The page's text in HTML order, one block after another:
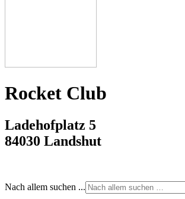
Rocket Club
Ladehofplatz 5
84030 Landshut
Nach allem suchen ...